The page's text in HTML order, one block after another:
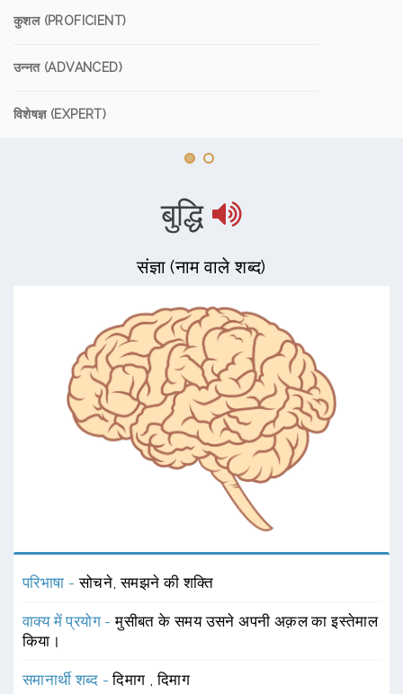
कुशल (PROFICIENT)
उन्नत (ADVANCED)
विशेषज्ञ (EXPERT)
बुद्धि
संज्ञा (नाम वाले शब्द)
परिभाषा -सोचने, समझने की शक्ति
वाक्य में प्रयोग -मुसीबत के समय उसने अपनी अक़ल का इस्तेमाल
किया।
समानार्थी शब्द -दिमाग ,दिमाग